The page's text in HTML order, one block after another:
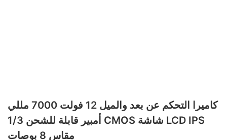
كاميرا التحكم عن بعد والميل 12 فولت 7000 مللي
أمبير قابلة للشحن 1/3 CMOS شاشة LCD IPS
مقاس 8 بوصات